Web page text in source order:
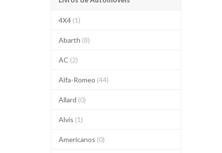
4X4 (1)
Abarth (8)
AC (2)
Alfa-Romeo (44)
Allard (0)
Alvis (1)
Americanos (0)